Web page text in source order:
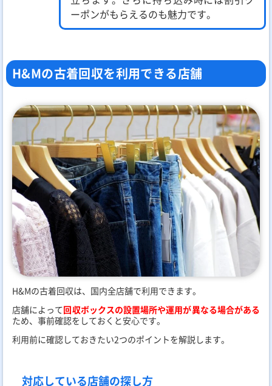
ーポンがもらえるのも魅力です。
H&Mの古着回収を利用できる店舗
H&Mの古着回収は、国内全店舗で利用できます。
店舗によって回収ボックスの設置場所や運用が異なる場合がある
ため、事前確認をしておくと安心です。
利用前に確認しておきたい2つのポイントを解説します。
対応している店舗の探し方